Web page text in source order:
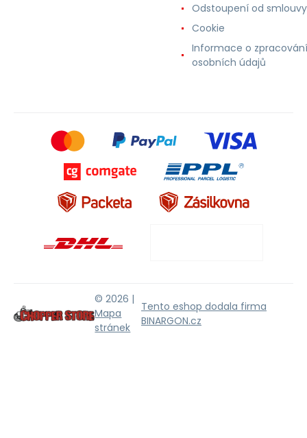
Odstoupení od smlouvy
Cookie
Informace o zpracování
osobních údajů
© 2026 |
Mapa
stránek
Tento eshop dodala firma
BINARGON.cz